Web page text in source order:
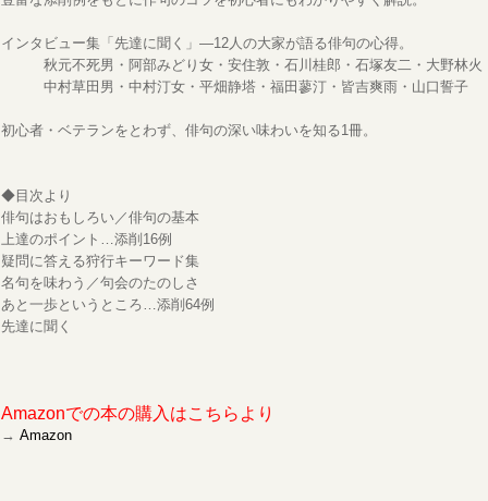
インタビュー集「先達に聞く」―12人の大家が語る俳句の心得。
秋元不死男・阿部みどり女・安住敦・石川桂郎・石塚友二・大野林火
中村草田男・中村汀女・平畑静塔・福田蓼汀・皆吉爽雨・山口誓子
初心者・ベテランをとわず、俳句の深い味わいを知る1冊。
◆目次より
俳句はおもしろい／俳句の基本
上達のポイント…添削16例
疑問に答える狩行キーワード集
名句を味わう／句会のたのしさ
あと一歩というところ…添削64例
先達に聞く
Amazonでの本の購入はこちらより
→ Amazon